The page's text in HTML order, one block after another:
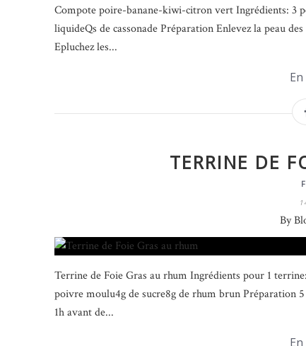
Compote poire-banane-kiwi-citron vert Ingrédients: 3
liquideQs de cassonade Préparation Enlevez la peau
Epluchez les...
TERRINE DE
By
Terrine de Foie Gras au rhum Ingrédients pour 1
poivre moulu4g de sucre8g de rhum brun Préparation
1h avant de...